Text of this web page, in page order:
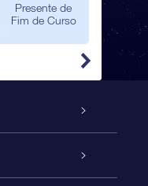
Presente de
Fim de Curso
ter a